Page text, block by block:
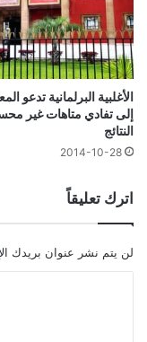
الأغلبية البرلمانية تدعو
إلى تفادي متاهات غير
النتائج
2014-10-28
اترك تعليقاً
لن يتم نشر عنوان بريدك